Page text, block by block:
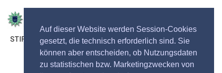
Auf dieser Website werden Session-Cookies
gesetzt, die technisch erforderlich sind. Sie
können aber entscheiden, ob Nutzungsdaten
zu statistischen bzw. Marketingzwecken von
STIFTUNG DEUTSCHER POLIZEIBEAMTER BREMEN